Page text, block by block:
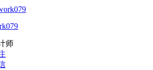
师